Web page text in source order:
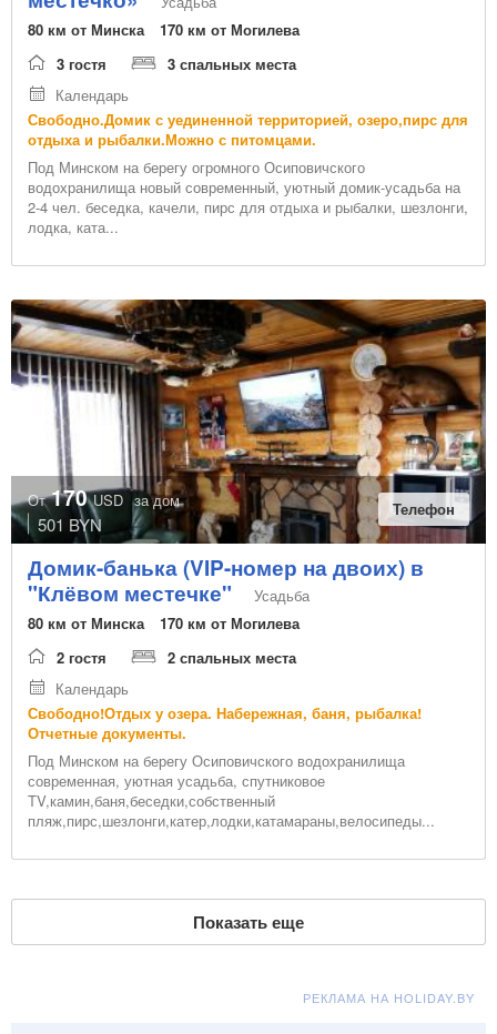
80 км от Минска
170 км от Могилева
3 гостя
3 спальных места
Календарь
Свободно.Домик с уединенной территорией, озеро,пирс для
отдыха и рыбалки.Можно с питомцами.
Под Минском на берегу огромного Осиповичского
водохранилища новый современный, уютный домик-усадьба на
2-4 чел. беседка, качели, пирс для отдыха и рыбалки, шезлонги,
лодка, ката...
От 170USD за дом
501 BYN
Телефон
Домик-банька (VIP-номер на двоих) в
"Клёвом местечке"
Усадьба
80 км от Минска
170 км от Могилева
2 гостя
2 спальных места
Календарь
Свободно!Отдых у озера. Набережная, баня, рыбалка!
Отчетные документы.
Под Минском на берегу Осиповичского водохранилища
современная, уютная усадьба, спутниковое
TV,камин,баня,беседки,собственный
пляж,пирс,шезлонги,катер,лодки,катамараны,велосипеды...
Показать еще
РЕКЛАМА НА HOLIDAY.BY